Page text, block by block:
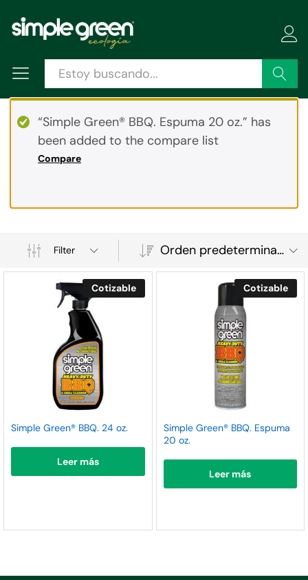
Buscar
Compare
“Simple Green® BBQ. Espuma 20 oz.” has
been added to the compare list
Filter Orden predeterminado
Cotizable
Simple Green® BBQ. 24 oz.
Leer más
Cotizable
Simple Green® BBQ. Espuma
20 oz.
Leer más